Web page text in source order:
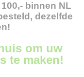
binnen NL
dezelfde
om uw
te maken!